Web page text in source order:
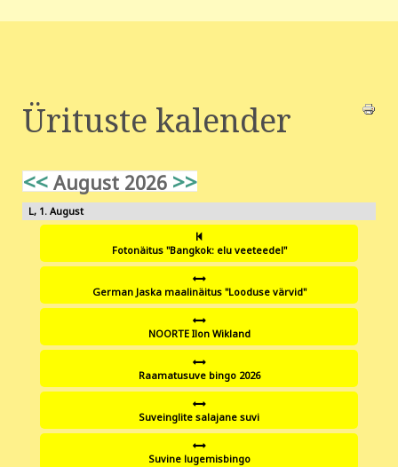
Ürituste kalender
<< August 2026 >>
1
Fotonäitus "Bangkok: elu veeteedel"
German Jaska maalinäitus "Looduse värvid"
NOORTE Ilon Wikland
Raamatusuve bingo 2026
Suveinglite salajane suvi
Suvine lugemisbingo